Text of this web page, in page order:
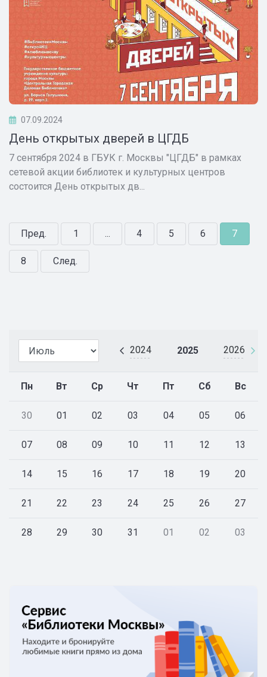
2024 2025 2026
Пн Вт Ср Чт Пт Сб Вс
30 01 02 03 04 05 06
07 08 09 10 11 12 13
14 15 16 17 18 19 20
21 22 23 24 25 26 27
28 29 30 31 01 02 03
07.09.2024
День открытых дверей в ЦГДБ
7 сентября 2024 в ГБУК г. Москвы "ЦГДБ" в рамках
сетевой акции библиотек и культурных центров
состоится День открытых дв...
Пред. 1 ... 4 5 6 7
8 След.